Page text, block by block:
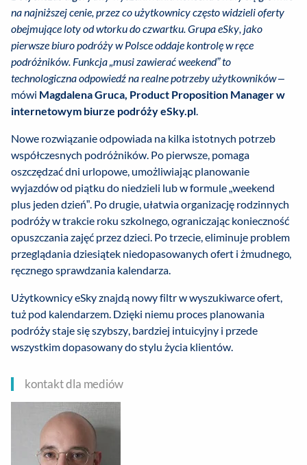
na najniższej cenie, przez co użytkownicy często widzieli oferty
obejmujące loty od wtorku do czwartku. Grupa eSky, jako
pierwsze biuro podróży w Polsce oddaje kontrolę w ręce
podróżników. Funkcja „musi zawierać weekend” to
technologiczna odpowiedź na realne potrzeby użytkowników–
mówi Magdalena Gruca, Product Proposition Manager w
internetowym biurze podróży eSky.pl.
Nowe rozwiązanie odpowiada na kilka istotnych potrzeb
współczesnych podróżników. Po pierwsze, pomaga
oszczędzać dni urlopowe, umożliwiając planowanie
wyjazdów od piątku do niedzieli lub w formule „weekend
plus jeden dzień”. Po drugie, ułatwia organizację rodzinnych
podróży w trakcie roku szkolnego, ograniczając konieczność
opuszczania zajęć przez dzieci. Po trzecie, eliminuje problem
przeglądania dziesiątek niedopasowanych ofert i żmudnego,
ręcznego sprawdzania kalendarza.
Użytkownicy eSky znajdą nowy filtr w wyszukiwarce ofert,
tuż pod kalendarzem. Dzięki niemu proces planowania
podróży staje się szybszy, bardziej intuicyjny i przede
wszystkim dopasowany do stylu życia klientów.
kontakt dla mediów